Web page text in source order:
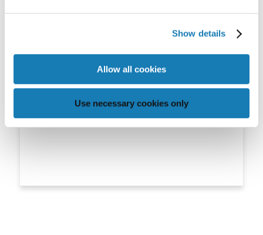
Show details
Allow all cookies
Use necessary cookies only